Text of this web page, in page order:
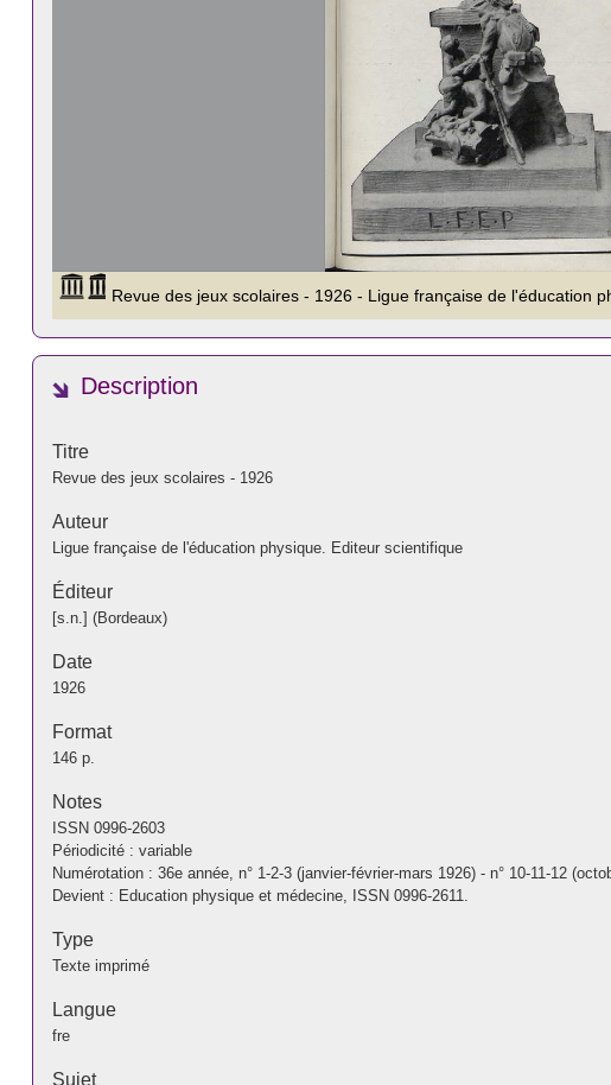
Description
Titre
Revue des jeux scolaires - 1926
Auteur
Ligue française de l'éducation physique. Editeur scientifique
Éditeur
[s.n.] (Bordeaux)
Date
1926
Format
146 p.
Notes
ISSN 0996-2603
Périodicité : variable
Numérotation : 36e année, n° 1-2-3 (janvier-février-mars 1926) - n° 10-11-12
Devient : Education physique et médecine, ISSN 0996-2611.
Type
Texte imprimé
Langue
fre
Sujet